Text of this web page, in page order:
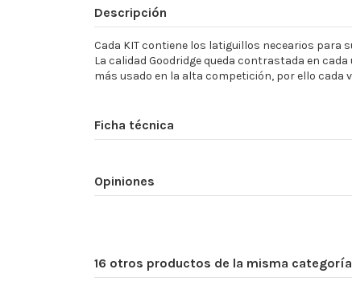
Descripción
Cada KIT contiene los latiguillos necearios para
La calidad Goodridge queda contrastada en
más usado en la alta competición, por ello cada
Ficha técnica
Opiniones
16 otros productos de la misma